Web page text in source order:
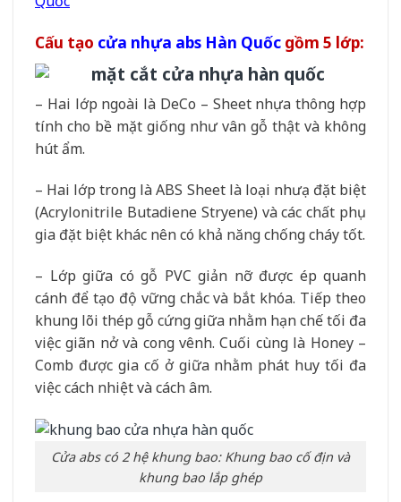
Cấu tạo cửa nhựa abs Hàn Quốc gồm 5 lớp:
– Hai lớp ngoài là DeCo – Sheet nhựa thông hợp
tính cho bề mặt giống như vân gỗ thật và không
hút ẩm.
– Hai lớp trong là ABS Sheet là loại nhưạ đặt biệt
(Acrylonitrile Butadiene Stryene) và các chất phụ
gia đặt biệt khác nên có khả năng chống cháy tốt.
– Lớp giữa có gỗ PVC giản nỡ được ép quanh
cánh để tạo độ vững chắc và bắt khóa. Tiếp theo
khung lõi thép gỗ cứng giữa nhằm hạn chế tối đa
việc giãn nở và cong vênh. Cuối cùng là Honey –
Comb được gia cố ở giữa nhằm phát huy tối đa
việc cách nhiệt và cách âm.
Cửa abs có 2 hệ khung bao: Khung bao cố địn và
khung bao lắp ghép